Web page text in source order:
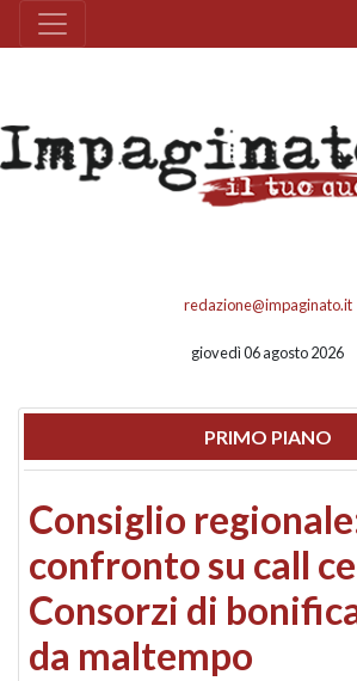
redazione@impaginato.it
giovedì 06 agosto 2026
PRIMO PIANO
Consiglio
confronto su call
Consorzi di
da maltempo